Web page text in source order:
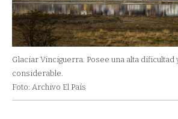
Glaciar Vinciguerra. Posee una alta dificultad
considerable.
Foto: Archivo El País